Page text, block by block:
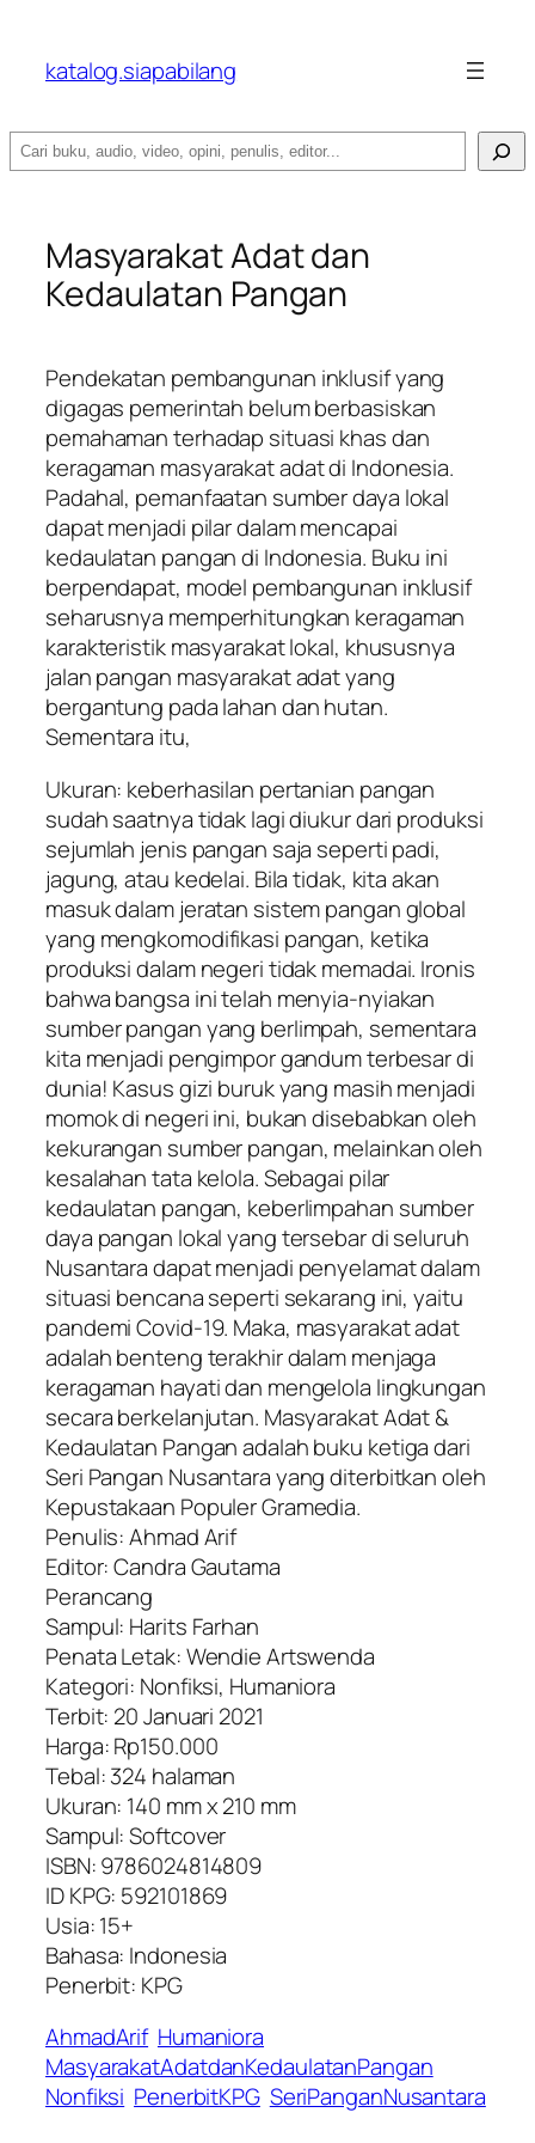
katalog.siapabilang
Search
Masyarakat Adat dan
Kedaulatan Pangan
Pendekatan pembangunan inklusif yang
digagas pemerintah belum berbasiskan
pemahaman terhadap situasi khas dan
keragaman masyarakat adat di Indonesia.
Padahal, pemanfaatan sumber daya lokal
dapat menjadi pilar dalam mencapai
kedaulatan pangan di Indonesia. Buku ini
berpendapat, model pembangunan inklusif
seharusnya memperhitungkan keragaman
karakteristik masyarakat lokal, khususnya
jalan pangan masyarakat adat yang
bergantung pada lahan dan hutan.
Sementara itu,
Ukuran: keberhasilan pertanian pangan
sudah saatnya tidak lagi diukur dari produksi
sejumlah jenis pangan saja seperti padi,
jagung, atau kedelai. Bila tidak, kita akan
masuk dalam jeratan sistem pangan global
yang mengkomodifikasi pangan, ketika
produksi dalam negeri tidak memadai. Ironis
bahwa bangsa ini telah menyia-nyiakan
sumber pangan yang berlimpah, sementara
kita menjadi pengimpor gandum terbesar di
dunia! Kasus gizi buruk yang masih menjadi
momok di negeri ini, bukan disebabkan oleh
kekurangan sumber pangan, melainkan oleh
kesalahan tata kelola. Sebagai pilar
kedaulatan pangan, keberlimpahan sumber
daya pangan lokal yang tersebar di seluruh
Nusantara dapat menjadi penyelamat dalam
situasi bencana seperti sekarang ini, yaitu
pandemi Covid-19. Maka, masyarakat adat
adalah benteng terakhir dalam menjaga
keragaman hayati dan mengelola lingkungan
secara berkelanjutan. Masyarakat Adat &
Kedaulatan Pangan adalah buku ketiga dari
Seri Pangan Nusantara yang diterbitkan oleh
Kepustakaan Populer Gramedia.
Penulis: Ahmad Arif
Editor: Candra Gautama
Perancang
Sampul: Harits Farhan
Penata Letak: Wendie Artswenda
Kategori: Nonfiksi, Humaniora
Terbit: 20 Januari 2021
Harga: Rp150.000
Tebal: 324 halaman
Ukuran: 140 mm x 210 mm
Sampul: Softcover
ISBN: 9786024814809
ID KPG: 592101869
Usia: 15+
Bahasa: Indonesia
Penerbit: KPG
AhmadArif Humaniora
MasyarakatAdatdanKedaulatanPangan
Nonfiksi PenerbitKPG SeriPanganNusantara